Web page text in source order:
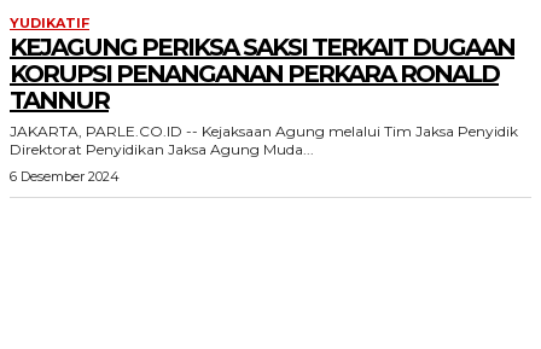
YUDIKATIF
KEJAGUNG PERIKSA SAKSI TERKAIT DUGAAN
KORUPSI PENANGANAN PERKARA RONALD
TANNUR
JAKARTA, PARLE.CO.ID -- Kejaksaan Agung melalui Tim Jaksa Penyidik
Direktorat Penyidikan Jaksa Agung Muda...
6 Desember 2024